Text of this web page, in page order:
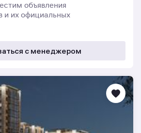
объявления
и их официальных
с менеджером